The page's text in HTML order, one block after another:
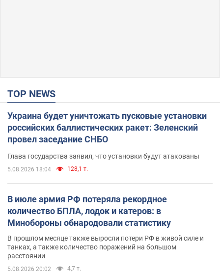
TOP NEWS
Украина будет уничтожать пусковые установки
российских баллистических ракет: Зеленский
провел заседание СНБО
Глава государства заявил, что установки будут атакованы
5.08.2026 18:04 128,1 т.
В июле армия РФ потеряла рекордное
количество БПЛА, лодок и катеров: в
Минобороны обнародовали статистику
В прошлом месяце также выросли потери РФ в живой силе и
танках, а также количество поражений на большом
расстоянии
5.08.2026 20:02 4,7 т.